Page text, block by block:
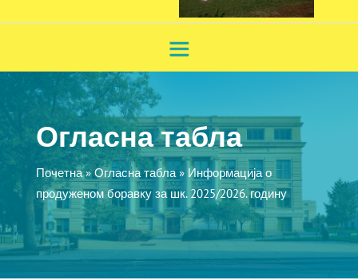
Огласна табла
Почетна»Огласна табла» Информација о
продуженом боравку за шк. 2025/2026. годину